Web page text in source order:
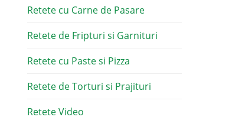
Retete cu Carne de Pasare
Retete de Fripturi si Garnituri
Retete cu Paste si Pizza
Retete de Torturi si Prajituri
Retete Video